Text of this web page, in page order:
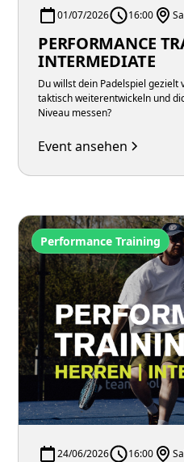
01/07/2026 16:00
PERFORMANCE
INTERMEDIATE
Du willst dein Padelspiel
taktisch weiterentwickeln und
Niveau messen?
Event ansehen
Performance Training
24/06/2026 16:00